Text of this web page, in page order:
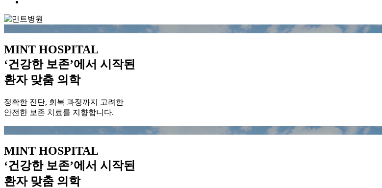
MINT HOSPITAL
‘건강한 보존’에서 시작된
환자 맞춤 의학
정확한 진단, 회복 과정까지 고려한
안전한 보존 치료를 지향합니다.
MINT HOSPITAL
‘건강한 보존’에서 시작된
환자 맞춤 의학